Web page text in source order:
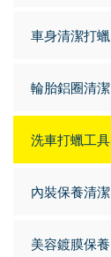
車身清潔打蠟
輪胎鋁圈清潔
洗車打蠟工具
內裝保養清潔
美容鍍膜保養